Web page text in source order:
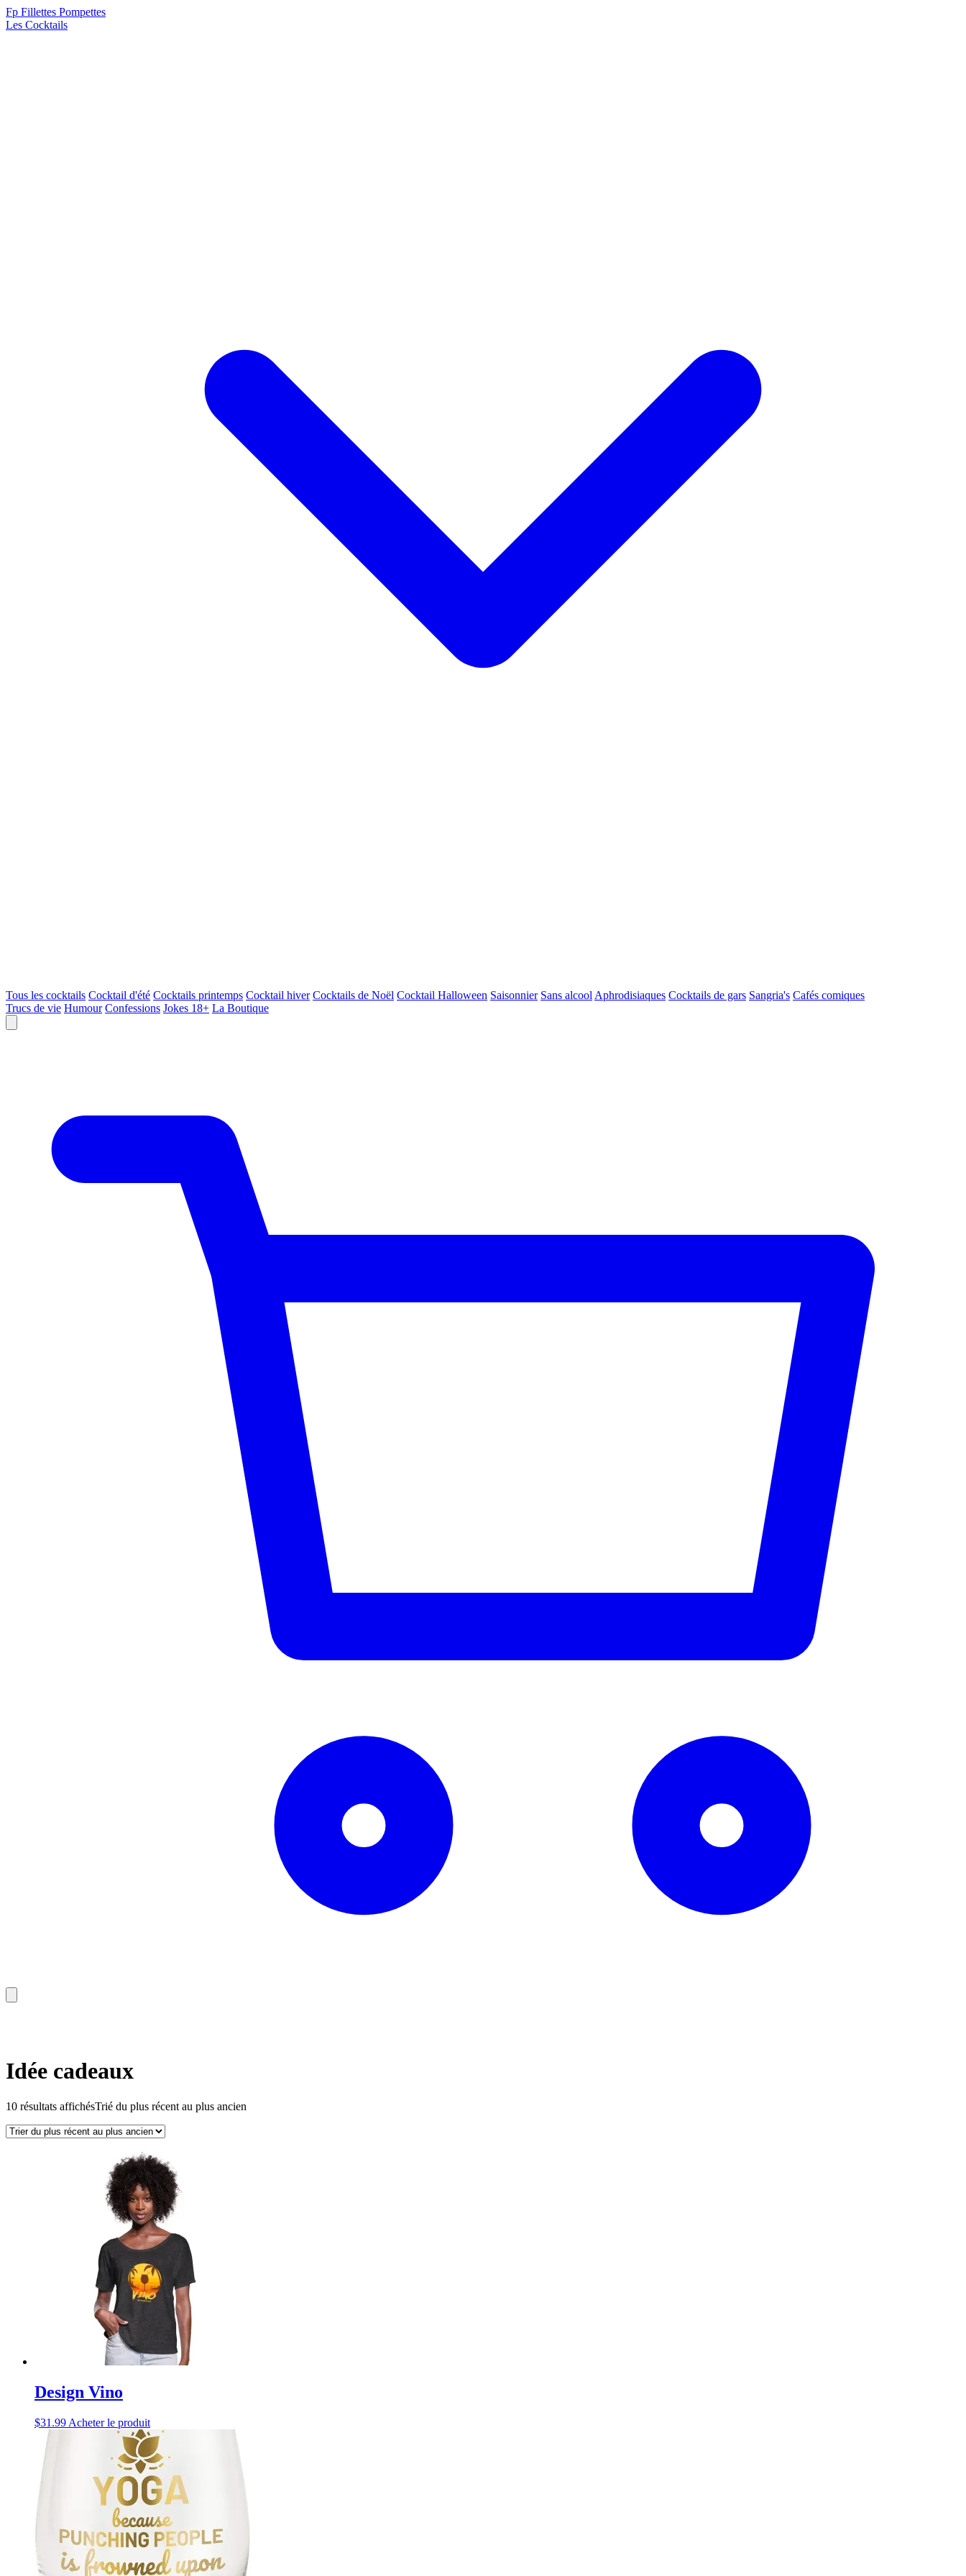
Fp Fillettes Pompettes
Les Cocktails
Tous les cocktails Cocktail d'été Cocktails printemps Cocktail hiver Cocktails de Noël Cocktail Halloween Saisonnier Sans alcool Aphrodisiaques Cocktails de gars Sangria's Cafés comiques
Trucs de vie Humour Confessions Jokes 18+ La Boutique
Idée cadeaux
10 résultats affichésTrié du plus récent au plus ancien
Design Vino
$31.99 Acheter le produit